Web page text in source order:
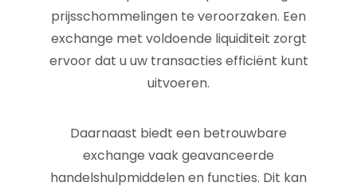
prijsschommelingen te veroorzaken. Een
exchange met voldoende liquiditeit zorgt
ervoor dat u uw transacties efficiënt kunt
uitvoeren.
Daarnaast biedt een betrouwbare
exchange vaak geavanceerde
handelshulpmiddelen en functies. Dit kan